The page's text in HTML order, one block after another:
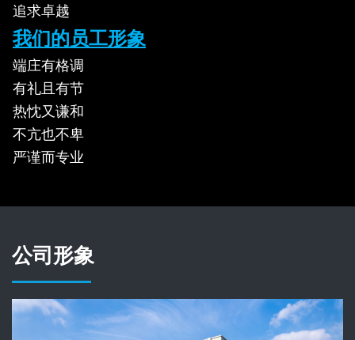
追求卓越
我们的员工形象
端庄有格调
有礼且有节
热忱又谦和
不亢也不卑
严谨而专业
公司形象